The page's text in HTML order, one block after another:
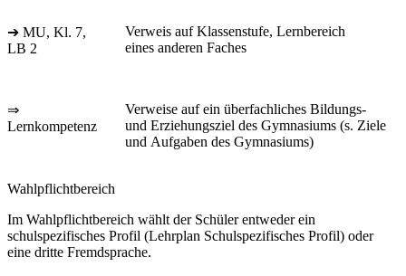
➔ MU, Kl. 7,
LB 2
Verweis auf Klassenstufe, Lernbereich
eines anderen Faches
⇒
Lernkompetenz
Verweise auf ein überfachliches Bildungs-
und Erziehungsziel des Gymnasiums (s. Ziele
und Aufgaben des Gymnasiums)
Wahlpflichtbereich
Im Wahlpflichtbereich wählt der Schüler entweder ein
schulspezifisches Profil (Lehrplan Schulspezifisches Profil) oder
eine dritte Fremdsprache.